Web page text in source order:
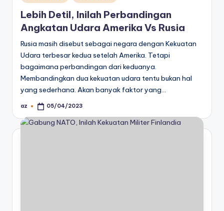
in
Lebih Detil, Inilah Perbandingan
Angkatan Udara Amerika Vs Rusia
Rusia masih disebut sebagai negara dengan Kekuatan
Udara terbesar kedua setelah Amerika. Tetapi
bagaimana perbandingan dari keduanya.
Membandingkan dua kekuatan udara tentu bukan hal
yang sederhana. Akan banyak faktor yang…
Posted
az 05/04/2023